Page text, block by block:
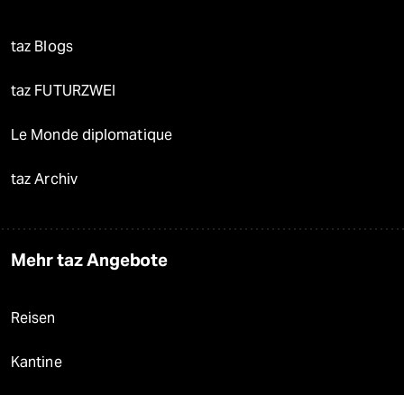
taz Blogs
taz FUTURZWEI
Le Monde diplomatique
taz Archiv
Mehr taz Angebote
Reisen
Kantine